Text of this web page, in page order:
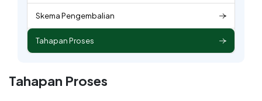
Skema Pengembalian
Tahapan Proses
Tahapan Proses